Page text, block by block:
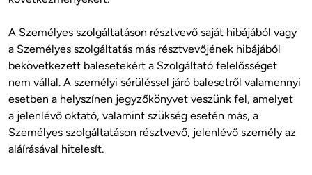
A Személyes szolgáltatáson résztvevő saját hibájából vagy
a Személyes szolgáltatás más résztvevőjének hibájából
bekövetkezett balesetekért a Szolgáltató felelősséget
nem vállal. A személyi sérüléssel járó balesetről valamennyi
esetben a helyszínen jegyzőkönyvet veszünk fel, amelyet
a jelenlévő oktató, valamint szükség esetén más, a
Személyes szolgáltatáson résztvevő, jelenlévő személy az
aláírásával hitelesít.